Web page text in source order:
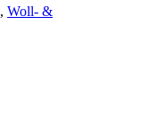
, Woll- &